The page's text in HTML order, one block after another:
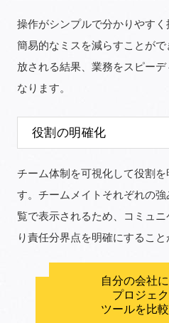
操作がシンプルで分かりやすく
簡易的なミスを減らすことが
放される結果、業務をスピー
なります。
役割の明確化
チーム体制を可視化して役割
す。チームメイトそれぞれの
覧で表示されるため、コミュ
り責任分界点を明確にすること
自分の会社
プロジェ
ツールを比